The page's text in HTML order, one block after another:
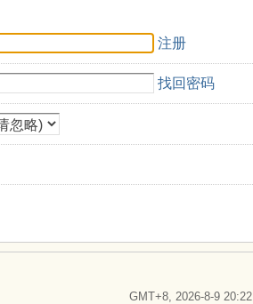
注册
找回密码
GMT+8, 2026-8-9 20:22